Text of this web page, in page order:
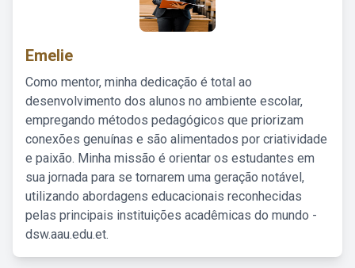
Emelie
Como mentor, minha dedicação é total ao
desenvolvimento dos alunos no ambiente escolar,
empregando métodos pedagógicos que priorizam
conexões genuínas e são alimentados por criatividade
e paixão. Minha missão é orientar os estudantes em
sua jornada para se tornarem uma geração notável,
utilizando abordagens educacionais reconhecidas
pelas principais instituições acadêmicas do mundo -
dsw.aau.edu.et.